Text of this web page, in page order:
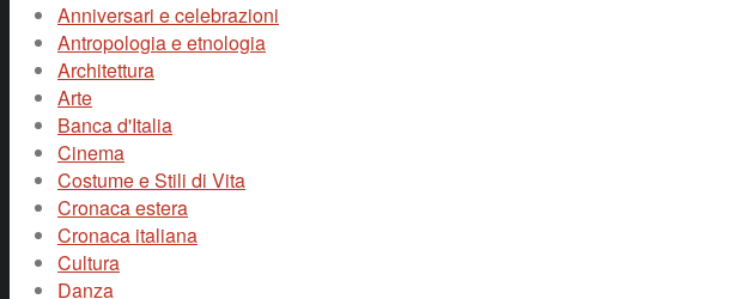
Anniversari e celebrazioni
Antropologia e etnologia
Architettura
Arte
Banca d'Italia
Cinema
Costume e Stili di Vita
Cronaca estera
Cronaca italiana
Cultura
Danza